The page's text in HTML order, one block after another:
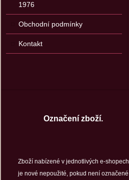
1976
Obchodní podmínky
Kontakt
Označení zboží.
Zboží nabízené v jednotlivých e-shopech
je nové nepoužité, pokud není označené